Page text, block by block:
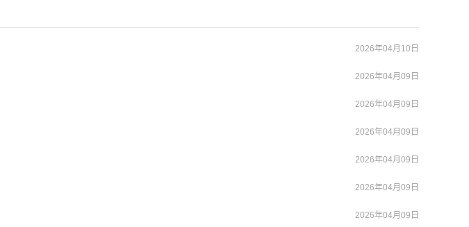
2026年04月10日
2026年04月09日
2026年04月09日
2026年04月09日
2026年04月09日
2026年04月09日
2026年04月09日